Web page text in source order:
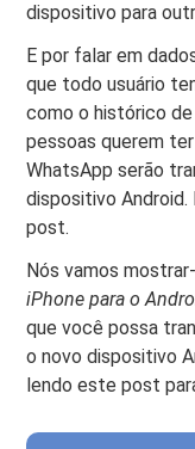
dispositivo para
E por falar em
que todo usuário
como o histórico de
pessoas querem
WhatsApp serão
dispositivo
post.
Nós vamos
iPhone para o
que você possa
o novo dispositivo
lendo este post